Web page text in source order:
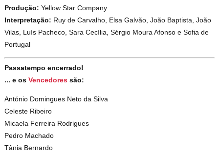
Produção: Yellow Star Company
Interpretação: Ruy de Carvalho, Elsa Galvão, João Baptista, João
Vilas, Luís Pacheco, Sara Cecília, Sérgio Moura Afonso e Sofia de
Portugal
Passatempo encerrado!
... e osVencedores são:
António Domingues Neto da Silva
Celeste Ribeiro
Micaela Ferreira Rodrigues
Pedro Machado
Tânia Bernardo